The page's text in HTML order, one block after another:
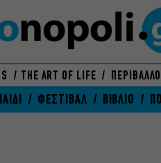
THE ART OF LIFE
ΦΕΣΤΙΒΑΛ ΒΙΒΛΙΟ